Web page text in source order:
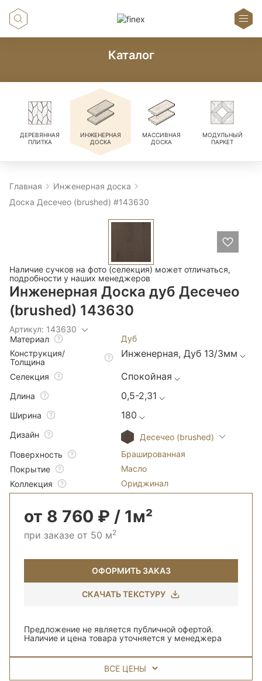
Каталог
ДЕРЕВЯННАЯ
ПЛИТКА
ИНЖЕНЕРНАЯ
ДОСКА
МАССИВНАЯ
ДОСКА
МОДУЛЬНЫЙ
ПАРКЕТ
Главная
Инженерная доска
Доска Десечео (brushed) #143630
Наличие сучков на фото (селекция) может отличаться,
подробности у наших менеджеров
Инженерная Доска дуб Десечео
(brushed) 143630
Артикул: 143630
Материал
Дуб
Конструкция/
Толщина
Инженерная, Дуб 13/3мм
Селекция Спокойная
Длина 0,5-2,31
Ширина 180
Дизайн
Десечео (brushed)
Поверхность
Брашированная
Покрытие
Масло
Коллекция
Ориджинал
от 8 760 ₽ / 1м²
при заказе от 50 м2
ОФОРМИТЬ ЗАКАЗ
СКАЧАТЬ ТЕКСТУРУ
Предложение не является публичной офертой.
Наличие и цена товара уточняется у менеджера
ВСЕ ЦЕНЫ